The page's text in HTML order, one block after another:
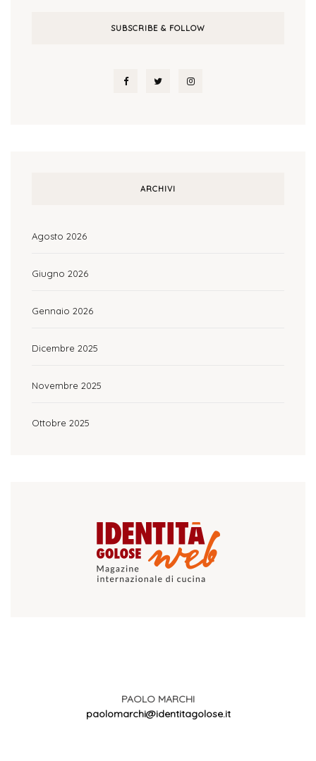
SUBSCRIBE & FOLLOW
ARCHIVI
Agosto 2026
Giugno 2026
Gennaio 2026
Dicembre 2025
Novembre 2025
Ottobre 2025
PAOLO MARCHI
paolomarchi@identitagolose.it